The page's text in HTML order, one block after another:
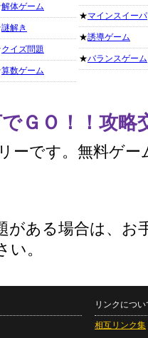
解体ゲーム
謎解き
クイズ問題
算数ゲーム
★マインスイーパ
★誘導ゲーム
★バランスゲーム
ＧＯ！！攻略
ーです。無料ゲー
がある場合は、お
い。
リンクについ
相互リンク集